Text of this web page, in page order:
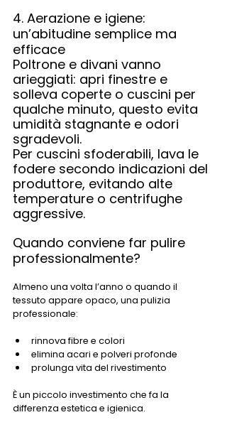
4. Aerazione e igiene:
un’abitudine semplice ma
efficace
Poltrone e divani vanno
arieggiati: apri finestre e
solleva coperte o cuscini per
qualche minuto, questo evita
umidità stagnante e odori
sgradevoli.
Per cuscini sfoderabili, lava le
fodere secondo indicazioni del
produttore, evitando alte
temperature o centrifughe
aggressive.
Quando conviene far pulire
professionalmente?
Almeno una volta l’anno o quando il
tessuto appare opaco, una pulizia
professionale:
rinnova fibre e colori
elimina acari e polveri profonde
prolunga vita del rivestimento
È un piccolo investimento che fa la
differenza estetica e igienica.